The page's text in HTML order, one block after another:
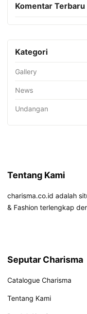
Komentar Terbaru
Kategori
Gallery
News
Undangan
Tentang Kami
charisma.co.id adalah
& Fashion terlengkap
Seputar Charisma
Catalogue Charisma
Tentang Kami